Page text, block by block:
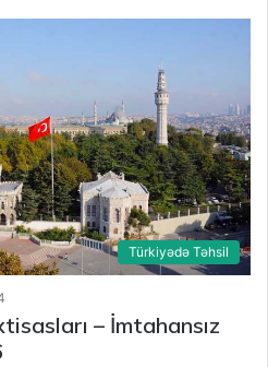
Türkiyədə Təhsil
– İmtahansız